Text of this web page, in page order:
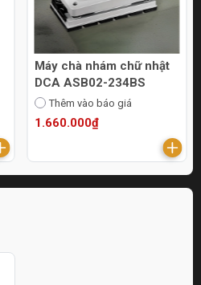
Máy chà nhám chữ nhật
DCA ASB02-234BS
Thêm vào báo giá
1.660.000₫